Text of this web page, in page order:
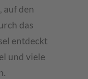
auf den
das
entdeckt
und viele